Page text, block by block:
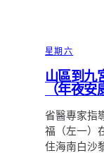
星期六
山區到九
（年夜
省醫專家指
福（左一）
住海南白沙